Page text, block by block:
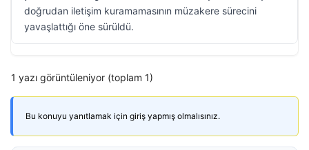
doğrudan iletişim kuramamasının müzakere sürecini
yavaşlattığı öne sürüldü.
1 yazı görüntüleniyor (toplam 1)
Bu konuyu yanıtlamak için giriş yapmış olmalısınız.